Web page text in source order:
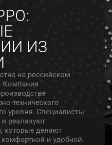
ИЗ
на российском
Компания
технического
уровня. Специалисты
и реализуют
которые делают
и удобной.